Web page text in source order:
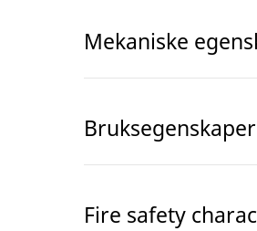
Mekaniske
Bruksegenskaper
Fire safety